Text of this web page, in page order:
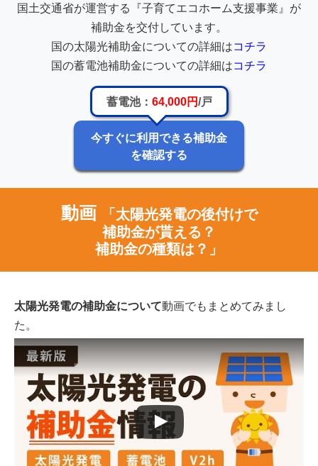
国土交通省が運営する『子育てエコホーム支援事業』が
補助金を交付しています。
国の太陽光補助金についての詳細はコチラ
国の蓄電池補助金についての詳細はコチラ
蓄電池： 64,000円/戸
今すぐに利用できる補助金
を確認する
動画
「太陽光発電の後付けで
補助金が貰える？
補助金の種類は？」
太陽光発電の補助金について動画でもまとめてみまし
た。